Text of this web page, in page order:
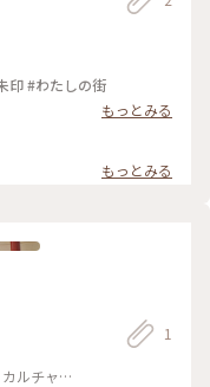
印 #わたしの街
もっとみる
もっとみる
ルチャー,
1